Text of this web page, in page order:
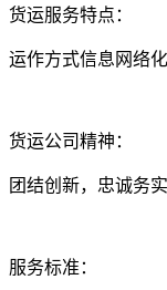
货运服务特点：
运作方式信息网络
货运公司精神：
团结创新，忠诚务实
服务标准：